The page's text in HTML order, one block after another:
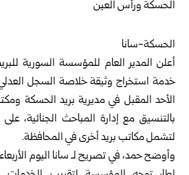
الحسكة-سانا
أعلن المدير العام للمؤسسة السورية
خدمة استخراج وثيقة خلاصة السجل العدلي
الأحد المقبل في مديرية بريد الحسكة
بالتنسيق مع إدارة المباحث الجنائية،
لتشمل مكاتب بريد أخرى في المحافظة.
وأوضح حمد، في تصريح لـ سانا اليوم